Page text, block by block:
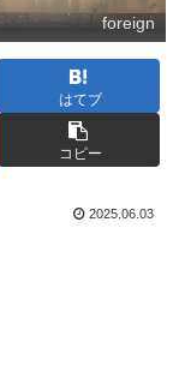
foreign
はてブ
コピー
2025.06.03